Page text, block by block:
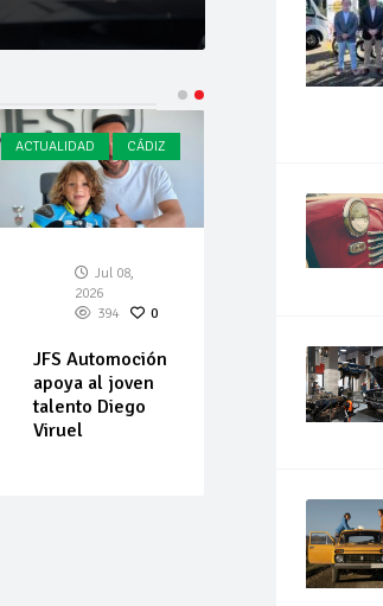
ACTUALIDAD CÁDIZ
Jul 08,
2026
394
0
JFS Automoción
apoya al joven
talento Diego
Viruel